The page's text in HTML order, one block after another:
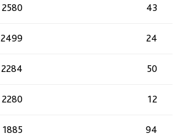
2580 43
2499 24
2284 50
2280 12
1885 94